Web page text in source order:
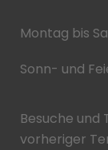
Montag bis
Sonn- und
Besuche
vorheriger